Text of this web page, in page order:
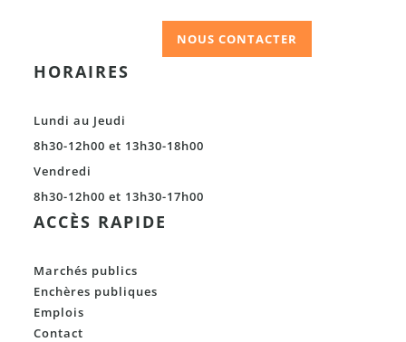
NOUS CONTACTER
HORAIRES
Lundi au Jeudi
8h30-12h00 et 13h30-18h00
Vendredi
8h30-12h00 et 13h30-17h00
ACCÈS RAPIDE
Marchés publics
Enchères publiques
Emplois
Contact